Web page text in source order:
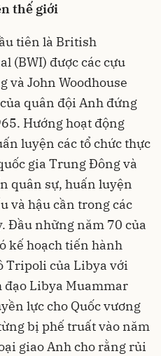
thế giới
tiên là British
(BWI) được các cựu
John Woodhouse
quân đội Anh đứng
Hướng hoạt động
luyện các tổ chức thực
gia Trung Đông và
quân sự, huấn luyện
và hậu cần trong các
Đầu những năm 70 của
kế hoạch tiến hành
Tripoli của Libya với
Libya Muammar
lực cho Quốc vương
bị phế truất vào năm
giao Anh cho rằng rủi